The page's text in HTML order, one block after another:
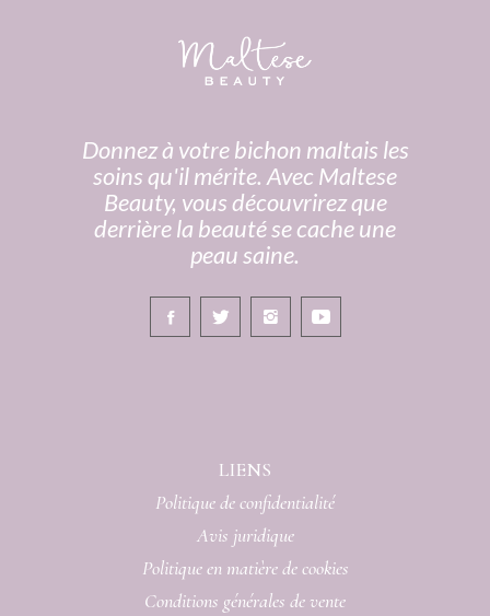
Donnez à votre bichon maltais les
soins qu'il mérite. Avec Maltese
Beauty, vous découvrirez que
derrière la beauté se cache une
peau saine.
LIENS
Politique de confidentialité
Avis juridique
Politique en matière de cookies
Conditions générales de vente